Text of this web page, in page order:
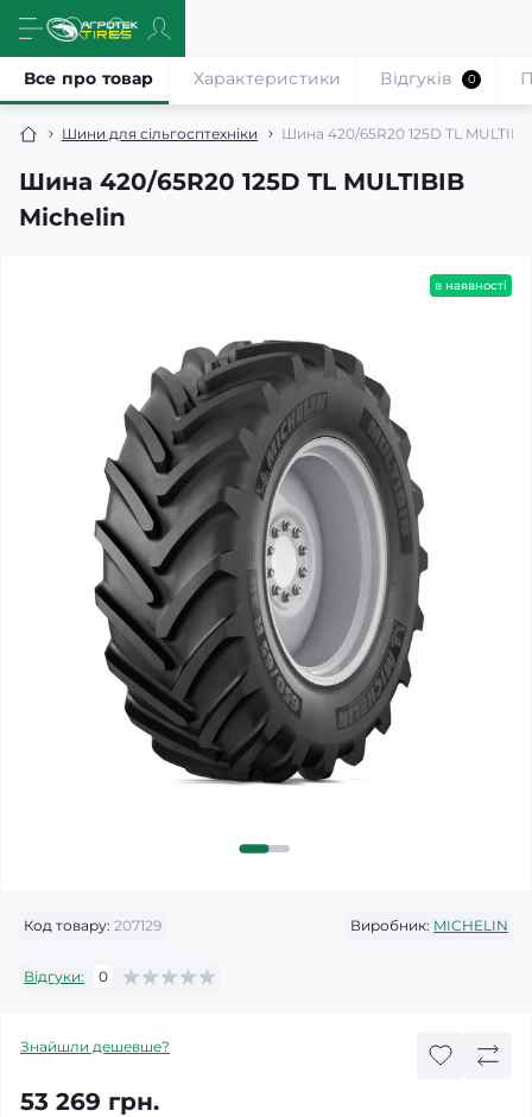
Шини для сільгосптехніки Шина 420/65R20 125D TL
Шина 420/65R20 125D TL MULTIBIB
Michelin
Все про товар Характеристики Відгуків 0
в наявності
Код товару: 207129 Виробник: MICHELIN
Відгуки: 0
Знайшли дешевше?
53 269 грн.